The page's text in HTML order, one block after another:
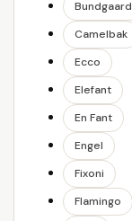
Bundgaard
Camelbak
Ecco
Elefant
En Fant
Engel
Fixoni
Flamingo